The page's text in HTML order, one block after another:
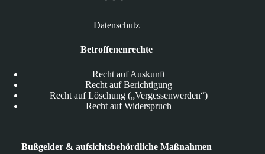
Datenschutz
Betroffenenrechte
Recht auf Auskunft
Recht auf Berichtigung
Recht auf Löschung („Vergessenwerden“)
Recht auf Widerspruch
Bußgelder & aufsichtsbehördliche Maßnahmen